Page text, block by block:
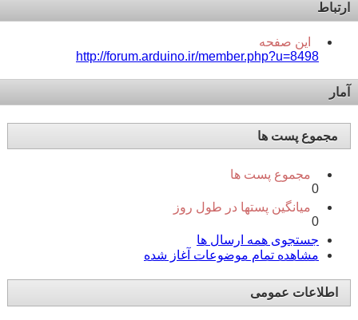
ارتباط
این صفحه
http://forum.arduino.ir/member.php?u=8498
آمار
مجموع پست ها
مجموع پست ها
0
میانگین پستها در طول روز
0
جستجوی همه ارسال ها
مشاهده تمام موضوعات آغاز شده
اطلاعات عمومی